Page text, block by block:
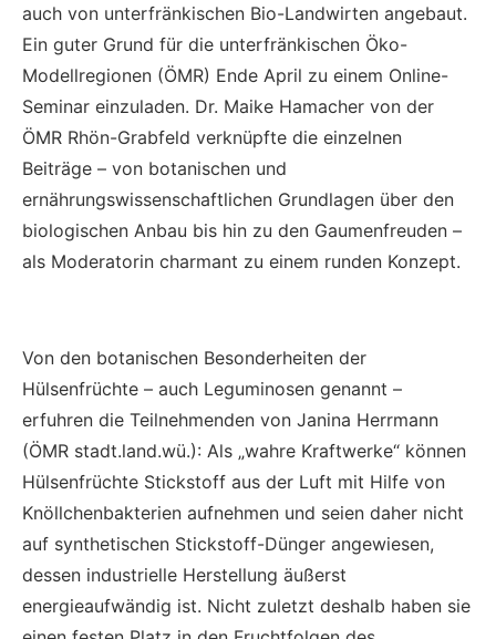
auch von unterfränkischen Bio-Landwirten angebaut.
Ein guter Grund für die unterfränkischen Öko-
Modellregionen (ÖMR) Ende April zu einem Online-
Seminar einzuladen. Dr. Maike Hamacher von der
ÖMR Rhön-Grabfeld verknüpfte die einzelnen
Beiträge – von botanischen und
ernährungswissenschaftlichen Grundlagen über den
biologischen Anbau bis hin zu den Gaumenfreuden –
als Moderatorin charmant zu einem runden Konzept.
Von den botanischen Besonderheiten der
Hülsenfrüchte – auch Leguminosen genannt –
erfuhren die Teilnehmenden von Janina Herrmann
(ÖMR stadt.land.wü.): Als „wahre Kraftwerke“ können
Hülsenfrüchte Stickstoff aus der Luft mit Hilfe von
Knöllchenbakterien aufnehmen und seien daher nicht
auf synthetischen Stickstoff-Dünger angewiesen,
dessen industrielle Herstellung äußerst
energieaufwändig ist. Nicht zuletzt deshalb haben sie